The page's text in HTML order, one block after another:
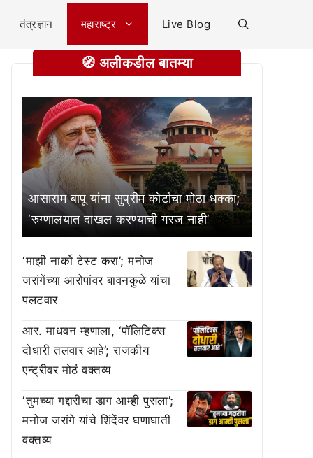
तंत्रज्ञान महाराष्ट्र Live Blog
🧭 अलीकडील बातम्या
आसाराम बापू यांना सुप्रीम कोर्टाचा मोठा धक्का;
‘रुग्णालयात दाखल करण्याची गरज नाही’
‘माझी नार्को टेस्ट करा’; मनोज
जरांगेंच्या आरोपांवर बावनकुळे यांचा
पलटवार
आर. माधवन म्हणाला, ‘पॉलिटिक्स
दोधारी तलवार आहे’; राजकीय
एन्ट्रीवर मोठं वक्तव्य
‘तुमच्या गद्दारीचा डाग आम्ही पुसला’;
मनोज जरांगे यांचे शिंदेंवर घणाघाती
वक्तव्य